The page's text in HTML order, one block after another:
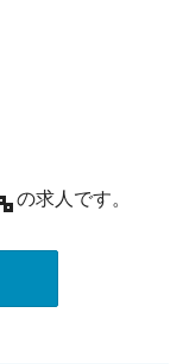
の求人です。